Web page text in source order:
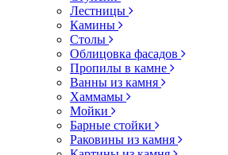
Лестницы
Камины
Столы
Облицовка фасадов
Пропилы в камне
Ванны из камня
Хаммамы
Мойки
Барные стойки
Раковины из камня